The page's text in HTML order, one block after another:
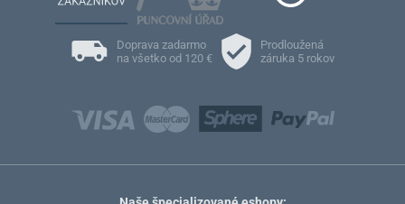
Doprava zadarmo
na všetko od 120 €
Prodloužená
záruka 5 rokov